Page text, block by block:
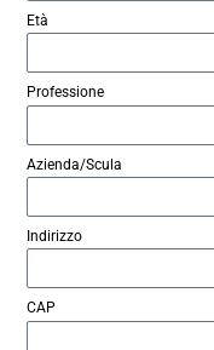
Età
Professione
Azienda/Scula
Indirizzo
CAP